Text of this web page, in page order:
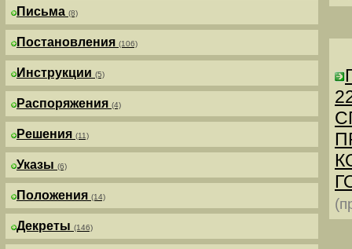
Письма (8)
Постановления (106)
Инструкции (5)
Распоряжения (4)
Решения (11)
Указы (6)
Положения (14)
Декреты (146)